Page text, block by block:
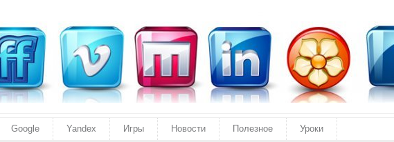
Google Yandex Игры Новости Полезное Уроки